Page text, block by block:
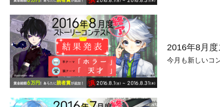
2016年8月
今月も新しいコ